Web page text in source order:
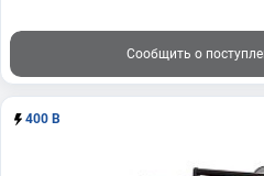
Сообщить о
400 В